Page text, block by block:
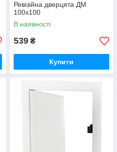
Ревізійна дверцята ДМ
100х100
В наявності
539 ₴
Купити